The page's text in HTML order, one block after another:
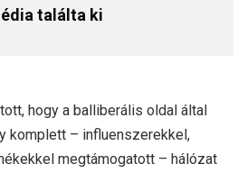
találta ki
hogy a balliberális oldal által
komplett – influenszerekkel,
megtámogatott – hálózat